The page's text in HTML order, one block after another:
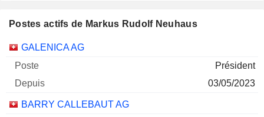
Postes actifs de Markus Rudolf Neuhaus
Sociétés Poste Début
GALENICA AG
Président
03/05/2023
BARRY CALLEBAUT AG